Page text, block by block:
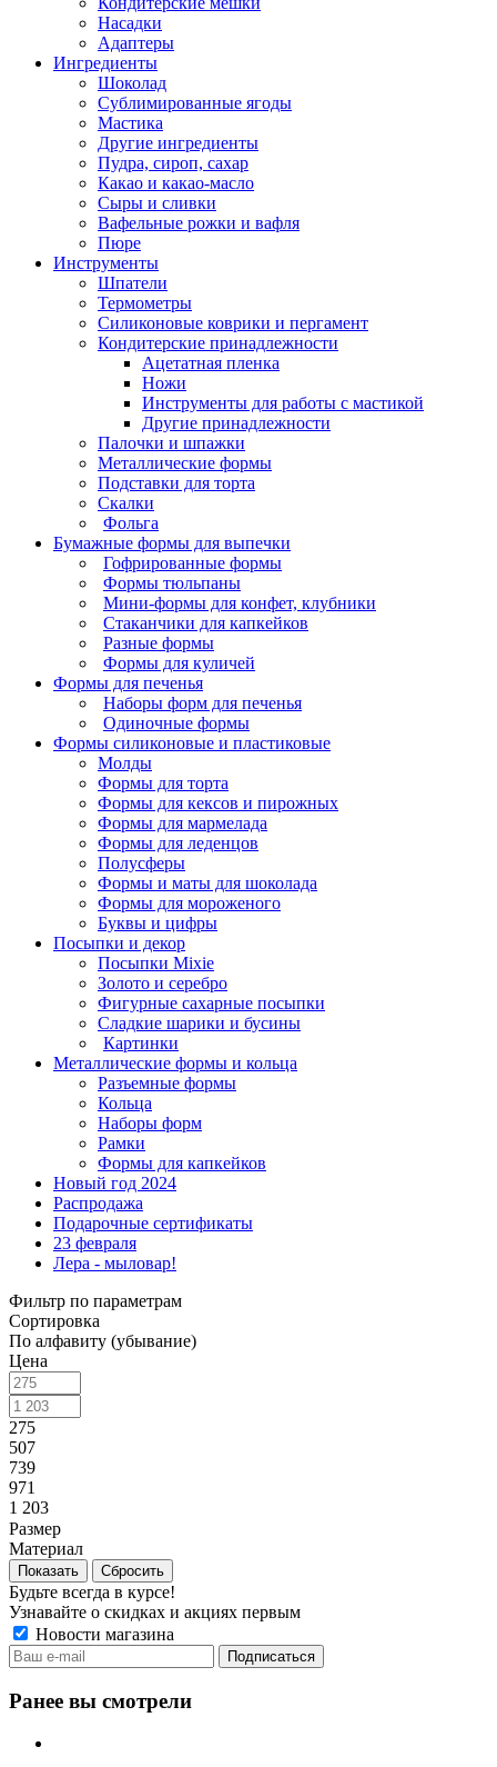
Насадки
Адаптеры
Ингредиенты
Шоколад
Сублимированные ягоды
Мастика
Другие ингредиенты
Пудра, сироп, сахар
Какао и какао-масло
Сыры и сливки
Вафельные рожки и вафля
Пюре
Инструменты
Шпатели
Термометры
Силиконовые коврики и пергамент
Кондитерские принадлежности
Ацетатная пленка
Ножи
Инструменты для работы с мастикой
Другие принадлежности
Палочки и шпажки
Металлические формы
Подставки для торта
Скалки
Фольга
Бумажные формы для выпечки
Гофрированные формы
Формы тюльпаны
Мини-формы для конфет, клубники
Стаканчики для капкейков
Разные формы
Формы для куличей
Формы для печенья
Наборы форм для печенья
Одиночные формы
Формы силиконовые и пластиковые
Молды
Формы для торта
Формы для кексов и пирожных
Формы для мармелада
Формы для леденцов
Полусферы
Формы и маты для шоколада
Формы для мороженого
Буквы и цифры
Посыпки и декор
Посыпки Mixie
Золото и серебро
Фигурные сахарные посыпки
Сладкие шарики и бусины
Картинки
Металлические формы и кольца
Разъемные формы
Кольца
Наборы форм
Рамки
Формы для капкейков
Новый год 2024
Распродажа
Подарочные сертификаты
23 февраля
Лера - мыловар!
Фильтр по параметрам
Сортировка
По алфавиту (убывание)
Цена
275
507
739
971
1 203
Размер
Материал
Сбросить
Будьте всегда в курсе!
Узнавайте о скидках и акциях первым
Новости магазина
Ранее вы смотрели